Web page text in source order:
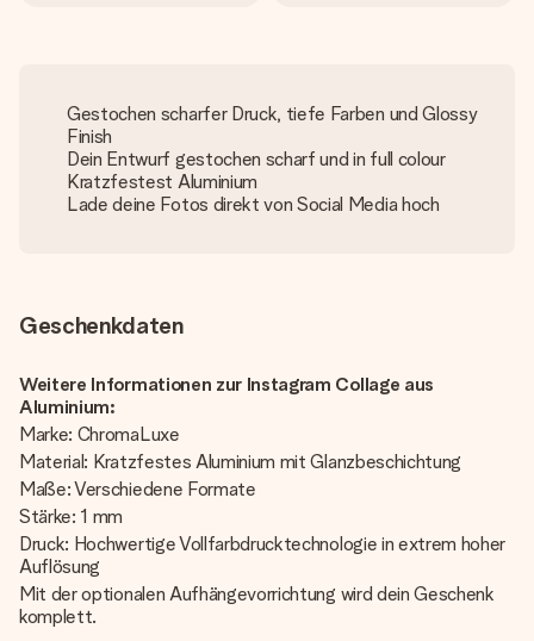
Gestochen scharfer Druck, tiefe Farben und Glossy
Finish
Dein Entwurf gestochen scharf und in full colour
Kratzfestest Aluminium
Lade deine Fotos direkt von Social Media hoch
Geschenkdaten
Weitere Informationen zur Instagram Collage aus
Aluminium:
Marke: ChromaLuxe
Material: Kratzfestes Aluminium mit Glanzbeschichtung
Maße: Verschiedene Formate
Stärke: 1 mm
Druck: Hochwertige Vollfarbdrucktechnologie in extrem hoher
Auflösung
Mit der optionalen Aufhängevorrichtung wird dein Geschenk
komplett.